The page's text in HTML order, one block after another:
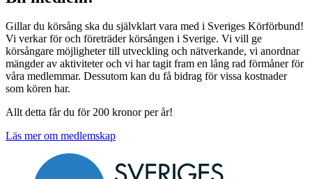
Gillar du körsång ska du självklart vara med i Sveriges Körförbund!
Vi verkar för och företräder körsången i Sverige. Vi vill ge
körsångare möjligheter till utveckling och nätverkande, vi anordnar
mängder av aktiviteter och vi har tagit fram en lång rad förmåner för
våra medlemmar. Dessutom kan du få bidrag för vissa kostnader
som kören har.
Allt detta får du för 200 kronor per år!
Läs mer om medlemskap